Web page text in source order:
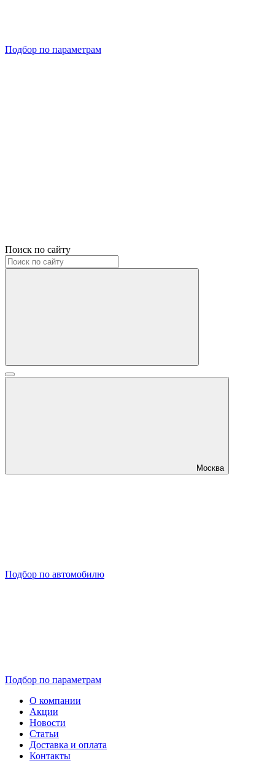
Подбор по параметрам
Поиск по сайту
Москва
Подбор по автомобилю
Подбор по параметрам
О компании
Акции
Новости
Статьи
Доставка и оплата
Контакты